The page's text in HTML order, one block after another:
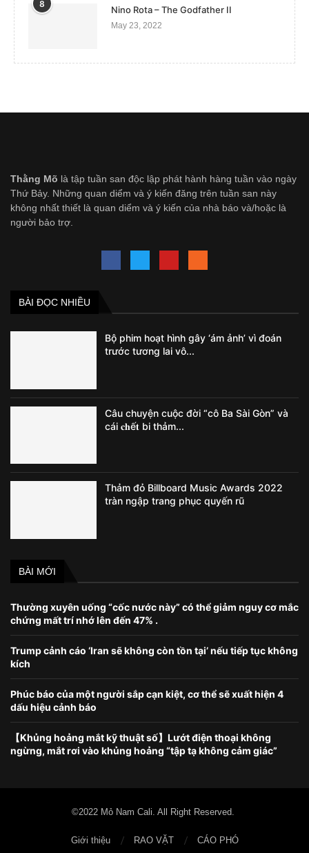
8
Nino Rota – The Godfather II
May 23, 2022
Thằng Mõ là tập tuần san độc lập phát hành hàng tuần vào ngày
Thứ Bảy. Những quan diểm và ý kiến đăng trên tuần san này
không nhất thiết là quan diểm và ý kiến của nhà báo và/hoặc là
người bảo trợ.
BÀI ĐỌC NHIỀU
Bộ phim hoạt hình gây ‘ám ảnh’ vì đoán
trước tương lai vô...
Câu chuyện cuộc đời “cô Ba Sài Gòn” và
cái 𝐜𝐡ế𝐭 bi thảm...
Thảm đỏ Billboard Music Awards 2022
tràn ngập trang phục quyến rũ
BÀI MỚI
Thường xuyên uống “cốc nước này” có thể giảm nguy cơ mắc
chứng mất trí nhớ lên đến 47% .
Trump cảnh cáo ‘Iran sẽ không còn tồn tại’ nếu tiếp tục không
kích
Phúc báo của một người sắp cạn kiệt, cơ thể sẽ xuất hiện 4
dấu hiệu cảnh báo
【Khủng hoảng mắt kỹ thuật số】Lướt điện thoại không
ngừng, mắt rơi vào khủng hoảng “tập tạ không cảm giác”
©2022 Mỏ Nam Cali. All Right Reserved.
Giới thiệu RAO VẶT CÁO PHÓ